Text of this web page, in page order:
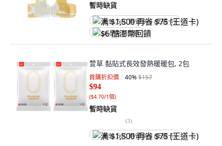
暫時缺貨
满 $1,500 再省 $75 (王道卡)
$6 酷澎幣回饋
萱草 黏貼式長效發熱暖暖包, 2包
首購折扣價 40%$157
$94
($4.70/1個)
暫時缺貨
(3)
满 $1,500 再省 $75 (王道卡)